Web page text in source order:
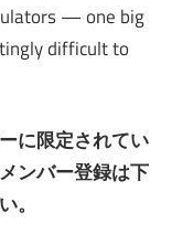
— one big
difficult to
に限定されてい
ンバー登録は下
。